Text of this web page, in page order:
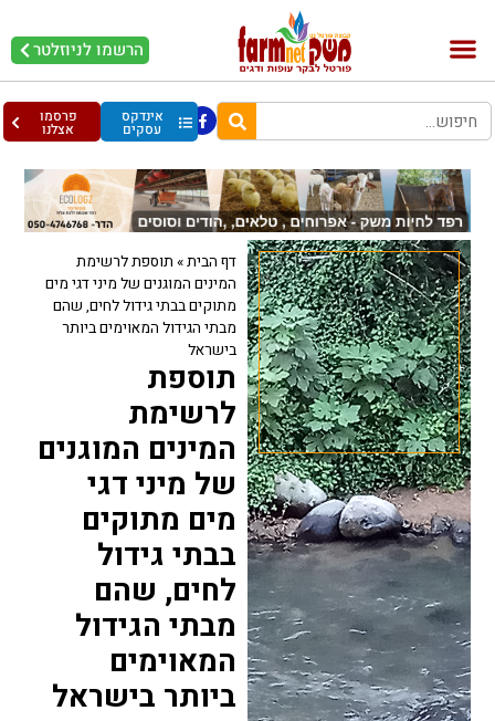
הרשמו לניוזלטר
אינדקס
עסקים
פרסמו
אצלנו
דף הבית» תוספת לרשימת
המינים המוגנים של מיני דגי מים
מתוקים בבתי גידול לחים, שהם
מבתי הגידול המאוימים ביותר
בישראל
תוספת
לרשימת
המינים המוגנים
של מיני דגי
מים מתוקים
בבתי גידול
לחים, שהם
מבתי הגידול
המאוימים
ביותר בישראל